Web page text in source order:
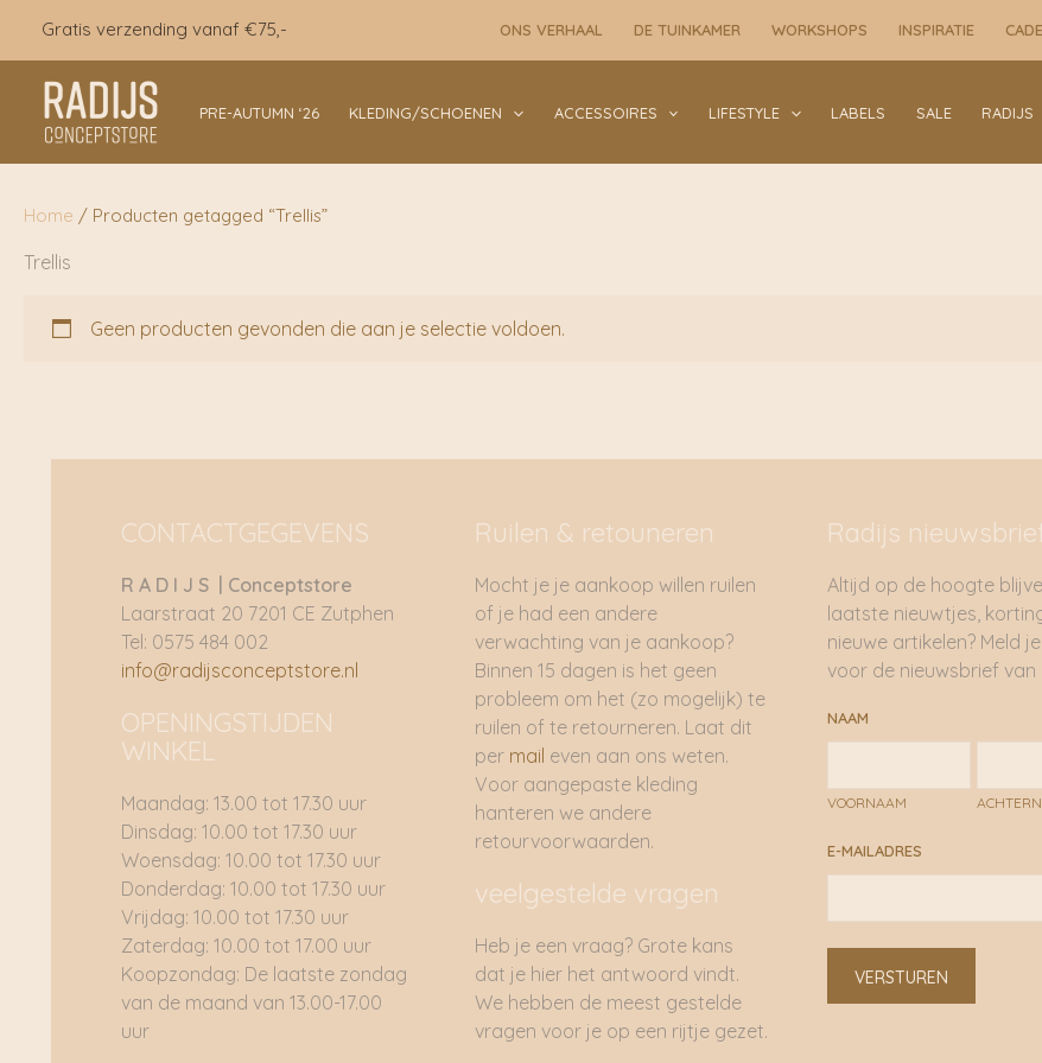
inhoud
Gratis verzending vanaf €75,- ONS VERHAAL DE TUINKAMER WORKSHOPS INSPIRATIE
PRE-AUTUMN ‘26 KLEDING/SCHOENEN ACCESSOIRES LIFESTYLE LABELS SALE RADIJS
Home / Producten getagged “Trellis”
Trellis
Geen producten gevonden die aan je selectie voldoen.
CONTACTGEGEVENS
R A D I J S | Conceptstore
Laarstraat 20 7201 CE Zutphen
Tel: 0575 484 002
info@radijsconceptstore.nl
OPENINGSTIJDEN
WINKEL
Maandag: 13.00 tot 17.30 uur
Dinsdag: 10.00 tot 17.30 uur
Woensdag: 10.00 tot 17.30 uur
Donderdag: 10.00 tot 17.30 uur
Vrijdag: 10.00 tot 17.30 uur
Zaterdag: 10.00 tot 17.00 uur
Koopzondag: De laatste zondag
van de maand van 13.00-17.00
uur
Ruilen & retouneren
Mocht je je aankoop willen ruilen
of je had een andere
verwachting van je aankoop?
Binnen 15 dagen is het geen
probleem om het (zo mogelijk) te
ruilen of te retourneren. Laat dit
permail even aan ons weten.
Voor aangepaste kleding
hanteren we andere
retourvoorwaarden.
veelgestelde vragen
Heb je een vraag? Grote kans
dat je hier het antwoord vindt.
We hebben de meest gestelde
vragen voor je op een rijtje gezet.
Radijs
Altijd op de hoogte
laatste nieuwtjes,
nieuwe artikelen? Meld
voor de nieuwsbrief van
NAAM
VOORNAAM
E-MAILADRES
VERSTUREN